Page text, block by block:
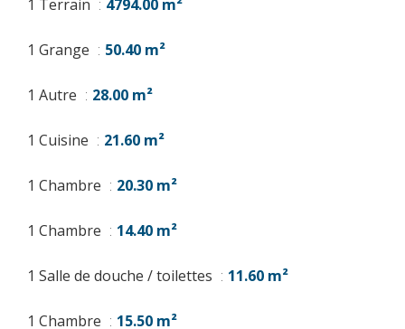
1 Terrain 4794.00 m²
1 Grange 50.40 m²
1 Autre 28.00 m²
1 Cuisine 21.60 m²
1 Chambre 20.30 m²
1 Chambre 14.40 m²
1 Salle de douche / toilettes 11.60 m²
1 Chambre 15.50 m²